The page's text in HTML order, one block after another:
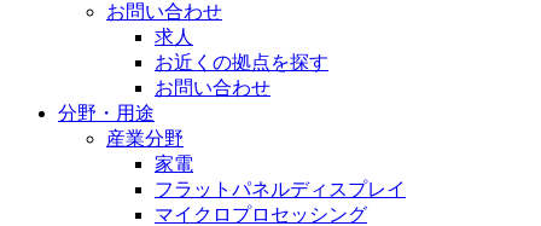
お問い合わせ
求人
お近くの拠点を探す
お問い合わせ
分野・用途
産業分野
家電
フラットパネルディスプレイ
マイクロプロセッシング